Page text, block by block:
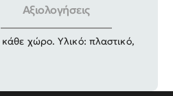
Αξιολογήσεις
μοντέρνο σχεδιασμό που
κάθε χώρο. Υλικό: πλαστικό,